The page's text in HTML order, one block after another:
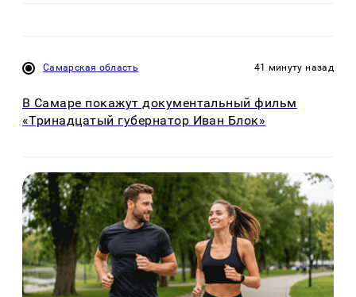
Самарская область 41 минуту назад
В Самаре покажут документальный фильм
«Тринадцатый губернатор Иван Блок»